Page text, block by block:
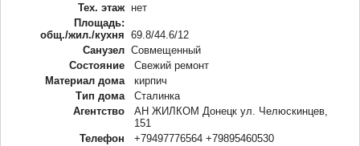
Тех. этаж нет
Площадь:
общ./жил./кухня
69.8/44.6/12
Санузел Совмещенный
Состояние
Свежий ремонт
Материал дома
кирпич
Тип дома
Сталинка
Агентство
АН ЖИЛКОМ Донецк ул. Челюскинцев,
151
Телефон
+79497776564 +79895460530